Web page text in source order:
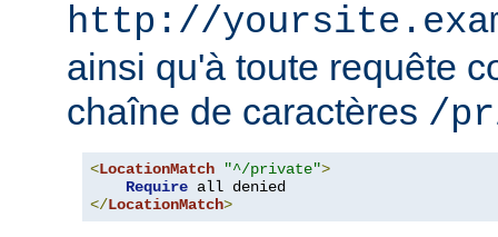
http://
ainsi qu'à toute requête
chaîne de caractères /
<LocationMatch "^/private">
Require
</LocationMatch>